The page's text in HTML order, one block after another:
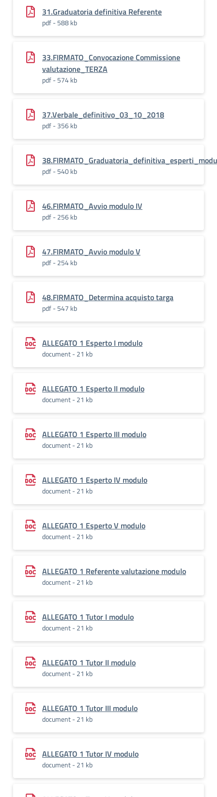
31.Graduatoria definitiva Referente
pdf - 588 kb
33.FIRMATO_Convocazione Commissione
valutazione_TERZA
pdf - 574 kb
37.Verbale_definitivo_03_10_2018
pdf - 356 kb
pdf - 540 kb
46.FIRMATO_Avvio modulo IV
pdf - 256 kb
47.FIRMATO_Avvio modulo V
pdf - 254 kb
48.FIRMATO_Determina acquisto targa
pdf - 547 kb
ALLEGATO 1 Esperto I modulo
document - 21 kb
ALLEGATO 1 Esperto II modulo
document - 21 kb
ALLEGATO 1 Esperto III modulo
document - 21 kb
ALLEGATO 1 Esperto IV modulo
document - 21 kb
ALLEGATO 1 Esperto V modulo
document - 21 kb
ALLEGATO 1 Referente valutazione modulo
document - 21 kb
ALLEGATO 1 Tutor I modulo
document - 21 kb
ALLEGATO 1 Tutor II modulo
document - 21 kb
ALLEGATO 1 Tutor III modulo
document - 21 kb
ALLEGATO 1 Tutor IV modulo
document - 21 kb